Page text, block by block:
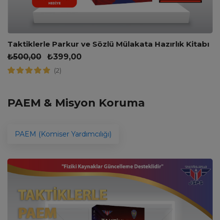
Taktiklerle Parkur ve Sözlü Mülakata Hazırlık Kitabı
₺500,00 ₺399,00
(2)
PAEM & Misyon Koruma
PAEM (Komiser Yardımcılığı)